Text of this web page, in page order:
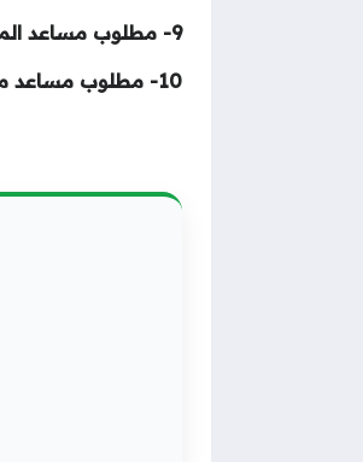
9- مطلوب مساعد المشروع (منشط المشاركة المجتمعية)
10- مطلوب مساعد مشروع (توزيع المواد غير الغذائية والمشاركة المجتمعية)